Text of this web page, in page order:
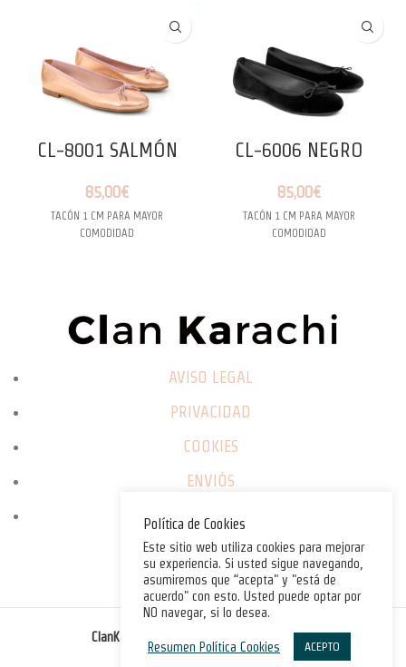
CL-8001 SALMÓN
85,00€
TACÓN 1 CM PARA MAYOR
COMODIDAD
CL-6006 NEGRO
85,00€
TACÓN 1 CM PARA MAYOR
COMODIDAD
AVISO LEGAL
PRIVACIDAD
COOKIES
ENVIÓS
CAMBIOS / DEVOLUCIONES
ClanKarachi.com . All rights reserved.©
Política de Cookies
Este sitio web utiliza cookies para mejorar
su experiencia. Si usted sigue navegando,
asumiremos que “acepta" y "está de
acuerdo" con esto. Usted puede optar por
NO navegar, si lo desea.
Resumen Política Cookies ACEPTO